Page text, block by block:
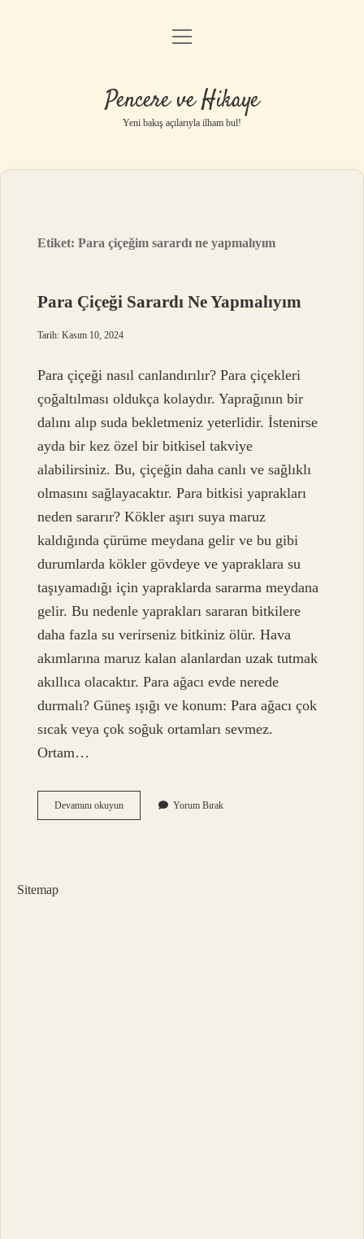
Anasayfa
Yasal Uyarı
menüyü
Pencere ve Hikaye
Yeni bakış açılarıyla ilham bul!
Etiket:Para çiçeğim sarardı ne yapmalıyım
Para Çiçeği Sarardı Ne Yapmalıyım
Tarih: Kasım 10, 2024
Para çiçeği nasıl canlandırılır? Para çiçekleri
çoğaltılması oldukça kolaydır. Yaprağının bir
dalını alıp suda bekletmeniz yeterlidir. İstenirse
ayda bir kez özel bir bitkisel takviye
alabilirsiniz. Bu, çiçeğin daha canlı ve sağlıklı
olmasını sağlayacaktır. Para bitkisi yaprakları
neden sararır? Kökler aşırı suya maruz
kaldığında çürüme meydana gelir ve bu gibi
durumlarda kökler gövdeye ve yapraklara su
taşıyamadığı için yapraklarda sararma meydana
gelir. Bu nedenle yaprakları sararan bitkilere
daha fazla su verirseniz bitkiniz ölür. Hava
akımlarına maruz kalan alanlardan uzak tutmak
akıllıca olacaktır. Para ağacı evde nerede
durmalı? Güneş ışığı ve konum: Para ağacı çok
sıcak veya çok soğuk ortamları sevmez.
Ortam…
Devamını okuyunPara
Çiçeği
Yorum Bırak
Sitemap